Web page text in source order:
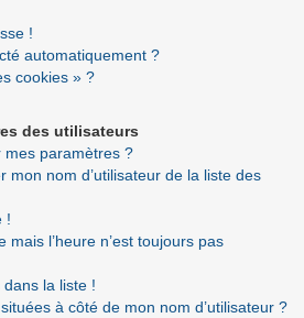
!
automatiquement ?
cookies » ?
des utilisateurs
mes paramètres ?
mon nom d’utilisateur de la liste des
!
mais l’heure n’est toujours pas
dans la liste !
à côté de mon nom d’utilisateur ?